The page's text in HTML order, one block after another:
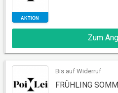
Zum
Bis auf Widerruf
FRÜHLING